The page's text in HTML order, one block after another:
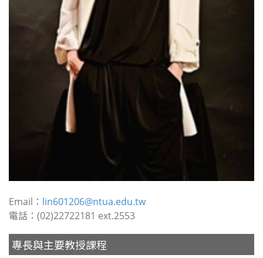
Email： lin601206@ntua.edu.tw
電話：(02)22722181 ext.2553
專長與主要教授課程